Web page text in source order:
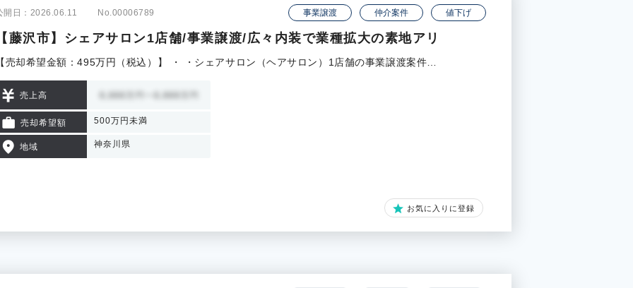
開日：2026.06.11 No.00006789 事業譲渡 仲介案件 値下げ
藤沢市】シェアサロン1店舗/事業譲渡/広々内装で業種拡大の素地アリ
売却希望金額：495万円（税込）】 ・ ・シェアサロン（ヘアサロン）1店舗の事業譲渡案件…
売上高
売却希望額 500万円未満
地域 神奈川県
お気に入りに登録